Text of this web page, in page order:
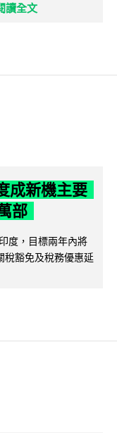
讀全文
成新機主要
部
度，目標兩年內將
稅豁免及稅務優惠延